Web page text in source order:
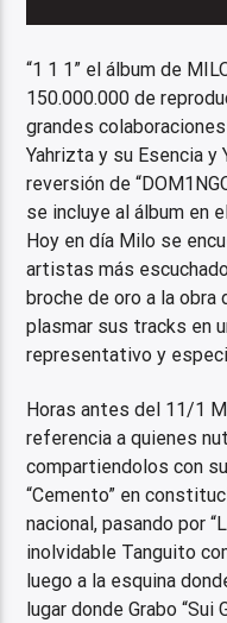
“1 1 1” el álbum de
150.000.000 de
grandes
Yahrizta y su Esencia
reversión de
se incluye al álbum en
Hoy en día Milo se
artistas más
broche de oro a la
plasmar sus tracks en
representativo y
Horas antes del 11/1
referencia a quienes
compartiendolos con
“Cemento” en
nacional, pasando por
inolvidable Tanguito
luego a la esquina
lugar donde Grabo “Sui